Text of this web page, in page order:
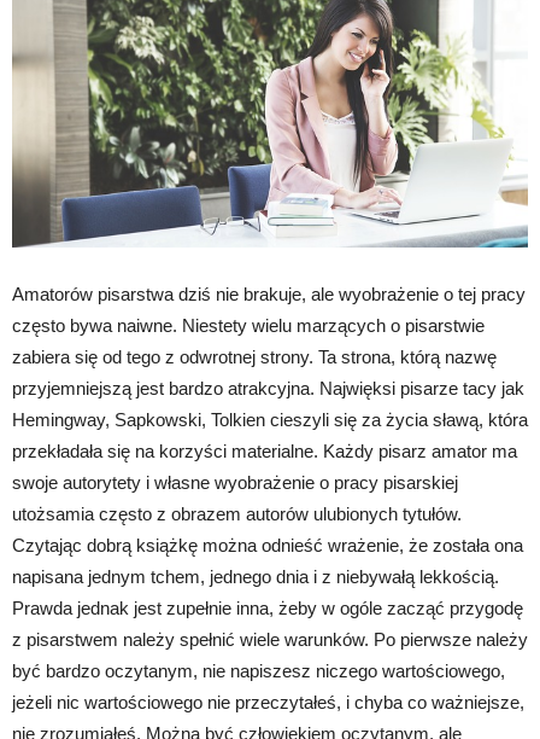
Amatorów pisarstwa dziś nie brakuje, ale wyobrażenie o tej pracy
często bywa naiwne. Niestety wielu marzących o pisarstwie
zabiera się od tego z odwrotnej strony. Ta strona, którą nazwę
przyjemniejszą jest bardzo atrakcyjna. Najwięksi pisarze tacy jak
Hemingway, Sapkowski, Tolkien cieszyli się za życia sławą, która
przekładała się na korzyści materialne. Każdy pisarz amator ma
swoje autorytety i własne wyobrażenie o pracy pisarskiej
utożsamia często z obrazem autorów ulubionych tytułów.
Czytając dobrą książkę można odnieść wrażenie, że została ona
napisana jednym tchem, jednego dnia i z niebywałą lekkością.
Prawda jednak jest zupełnie inna, żeby w ogóle zacząć przygodę
z pisarstwem należy spełnić wiele warunków. Po pierwsze należy
być bardzo oczytanym, nie napiszesz niczego wartościowego,
jeżeli nic wartościowego nie przeczytałeś, i chyba co ważniejsze,
nie zrozumiałeś. Można być człowiekiem oczytanym, ale